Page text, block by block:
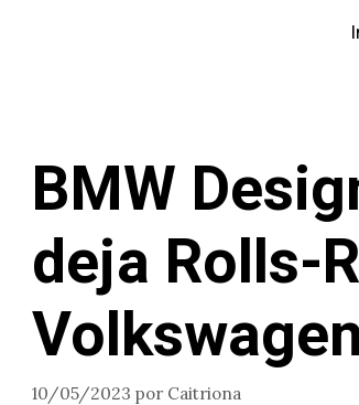
BMW
deja Rolls-
Volkswagen
10/05/2023 por Caitriona